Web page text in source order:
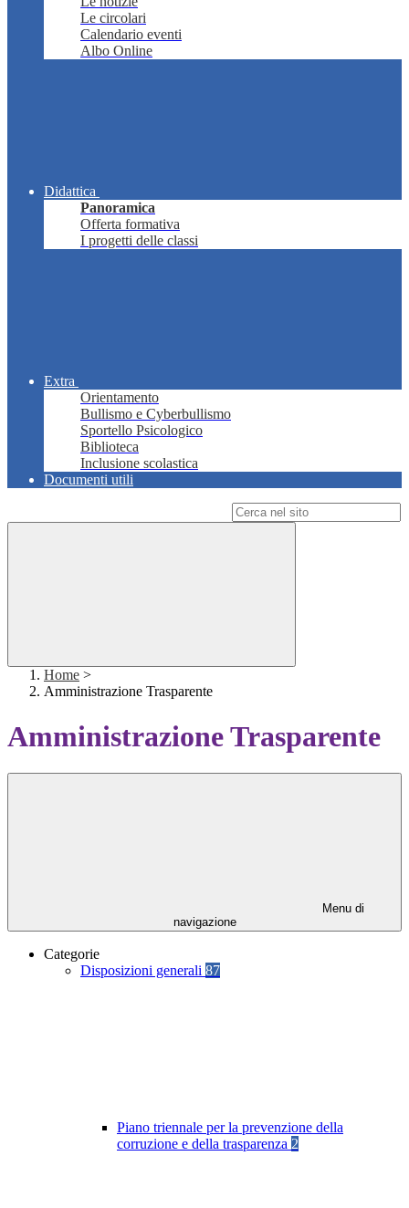
Le circolari
Calendario eventi
Albo Online
Didattica
Panoramica
Offerta formativa
I progetti delle classi
Extra
Orientamento
Bullismo e Cyberbullismo
Sportello Psicologico
Biblioteca
Inclusione scolastica
Documenti utili
Home >
Amministrazione Trasparente
Amministrazione Trasparente
Menu di
navigazione
Categorie
Disposizioni generali 87
Piano triennale per la prevenzione della
corruzione e della trasparenza 2